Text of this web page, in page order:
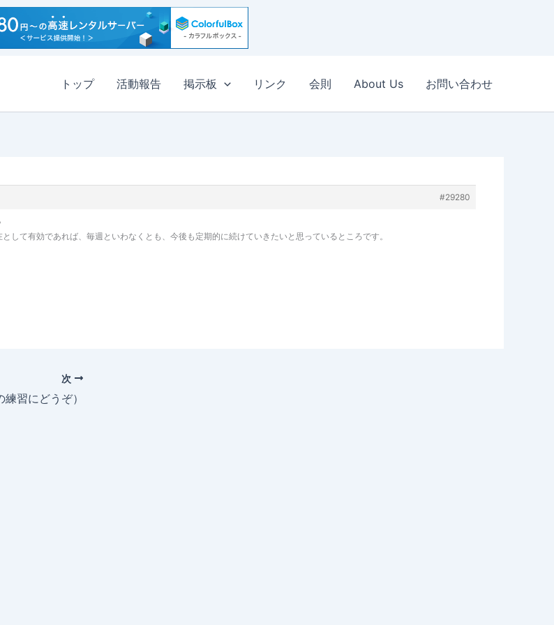
トップ 活動報告 掲示板 リンク 会則 About Us お問い合わせ
#29280
して有効であれば、毎週といわなくとも、今後も定期的に続けていきたいと思っているところです。
次
習にどうぞ）